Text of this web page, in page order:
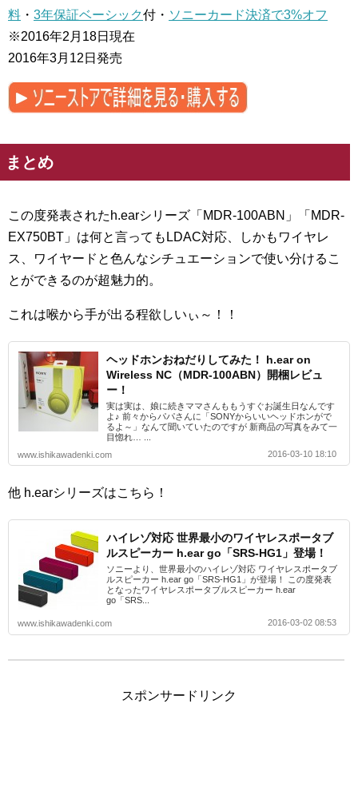
料 ・ 3年保証ベーシック付・ ソニーカード決済で3%オフ
※2016年2月18日現在
2016年3月12日発売
まとめ
この度発表されたh.earシリーズ「MDR-100ABN」「MDR-
EX750BT」は何と言ってもLDAC対応、しかもワイヤレ
ス、ワイヤードと色んなシチュエーションで使い分けるこ
とができるのが超魅力的。
これは喉から手が出る程欲しいぃ～！！
ヘッドホンおねだりしてみた！ h.ear on
Wireless NC（MDR-100ABN）開梱レビュ
ー！
実は実は、娘に続きママさんももうすぐお誕生日なんです
よ♪ 前々からパパさんに「SONYからいいヘッドホンがで
るよ～」なんて聞いていたのですが 新商品の写真をみて一
目惚れ… ...
www.ishikawadenki.com
2016-03-10 18:10
他 h.earシリーズはこちら！
ハイレゾ対応 世界最小のワイヤレスポータブ
ルスピーカー h.ear go「SRS-HG1」登場！
ソニーより、世界最小のハイレゾ対応 ワイヤレスポータブ
ルスピーカー h.ear go「SRS-HG1」が登場！ この度発表
となったワイヤレスポータブルスピーカー h.ear
go「SRS...
www.ishikawadenki.com 2016-03-02 08:53
スポンサードリンク